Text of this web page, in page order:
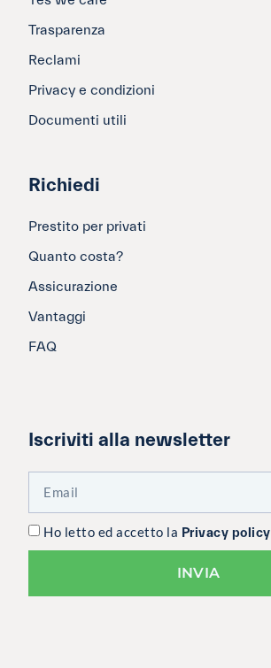
Trasparenza
Reclami
Privacy e condizioni
Documenti utili
Richiedi
Prestito per privati
Quanto costa?
Assicurazione
Vantaggi
FAQ
Iscriviti alla newsletter
Ho letto ed accetto la Privacy policy
INVIA